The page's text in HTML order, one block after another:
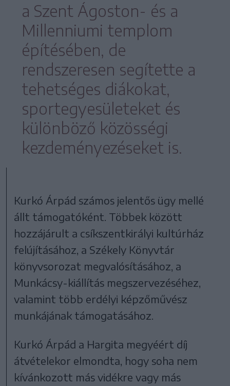
a Szent Ágoston- és a
Millenniumi templom
építésében, de
rendszeresen segítette a
tehetséges diákokat,
sportegyesületeket és
különböző közösségi
kezdeményezéseket is.
Kurkó Árpád számos jelentős ügy mellé
állt támogatóként. Többek között
hozzájárult a csíkszentkirályi kultúrház
felújításához, a Székely Könyvtár
könyvsorozat megvalósításához, a
Munkácsy-kiállítás megszervezéséhez,
valamint több erdélyi képzőművész
munkájának támogatásához.
Kurkó Árpád a Hargita megyéért díj
átvételekor elmondta, hogy soha nem
kívánkozott más vidékre vagy más